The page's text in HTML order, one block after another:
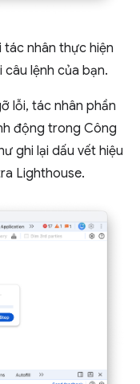
tác nhân thực hiện
lệnh của bạn.
lỗi, tác nhân phần
động trong Công
ghi lại dấu vết hiệu
Lighthouse.